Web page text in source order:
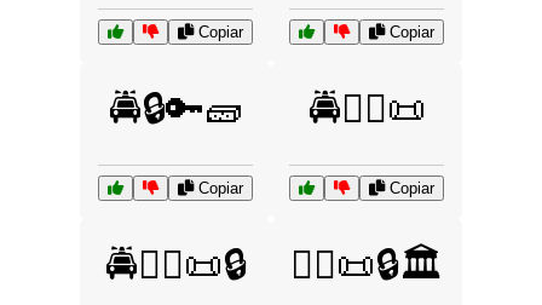
Copiar Copiar
🚔🔒🔑🧱
Copiar
🚔🧑‍⚖️📜
Copiar
🚔🧑‍⚖️📜🔒 🧑‍⚖️📜🔒🏛️